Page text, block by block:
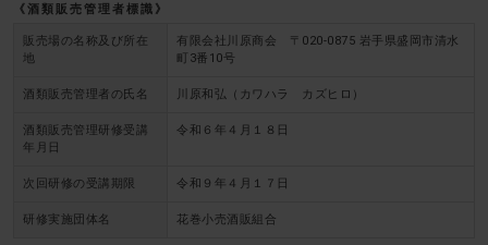
酒類販売管理者標識
販売場の名称及び所在
地
有限会社川原商会 〒020-0875 岩手県盛岡市清水
町3番10号
酒類販売管理者の氏名 川原和弘（カワハラ カズヒロ）
酒類販売管理研修受講
年月日
令和６年４月１８日
次回研修の受講期限 令和９年４月１７日
研修実施団体名 花巻小売酒販組合